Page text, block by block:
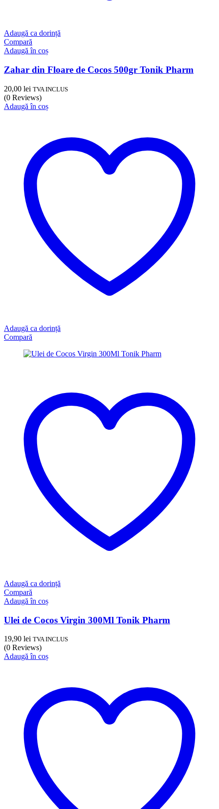
Adaugă ca dorință
Compară
Adaugă în coș
Zahar din Floare de Cocos 500gr Tonik Pharm
20,00 lei TVA INCLUS
(0 Reviews)
Adaugă în coș
Adaugă ca dorință
Compară
Adaugă ca dorință
Compară
Adaugă în coș
Ulei de Cocos Virgin 300Ml Tonik Pharm
19,90 lei TVA INCLUS
(0 Reviews)
Adaugă în coș